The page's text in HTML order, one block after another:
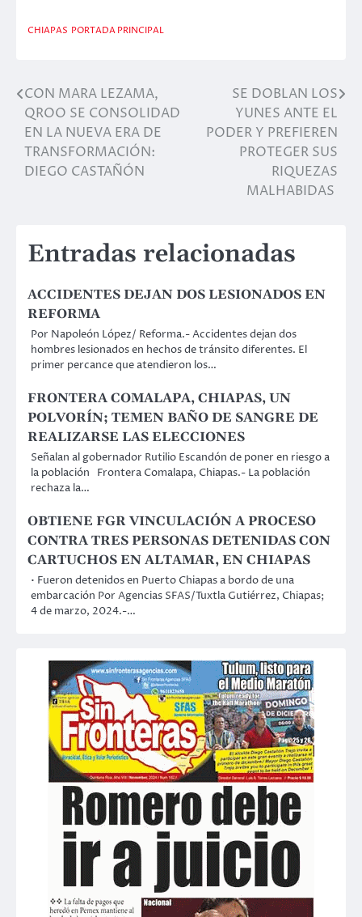
CHIAPAS PORTADA PRINCIPAL
Navegación
de
entradas
CON MARA LEZAMA,
QROO SE CONSOLIDAD
EN LA NUEVA ERA DE
TRANSFORMACIÓN:
DIEGO CASTAÑÓN
SE DOBLAN LOS
YUNES ANTE EL
PODER Y PREFIEREN
PROTEGER SUS
RIQUEZAS
MALHABIDAS
Entradas relacionadas
ACCIDENTES DEJAN DOS LESIONADOS EN
REFORMA
Por Napoleón López/ Reforma.- Accidentes dejan dos
hombres lesionados en hechos de tránsito diferentes. El
primer percance que atendieron los…
FRONTERA COMALAPA, CHIAPAS, UN
POLVORÍN; TEMEN BAÑO DE SANGRE DE
REALIZARSE LAS ELECCIONES
Señalan al gobernador Rutilio Escandón de poner en riesgo a
la población Frontera Comalapa, Chiapas.- La población
rechaza la…
OBTIENE FGR VINCULACIÓN A PROCESO
CONTRA TRES PERSONAS DETENIDAS CON
CARTUCHOS EN ALTAMAR, EN CHIAPAS
• Fueron detenidos en Puerto Chiapas a bordo de una
embarcación Por Agencias SFAS/Tuxtla Gutiérrez, Chiapas;
4 de marzo, 2024.-…